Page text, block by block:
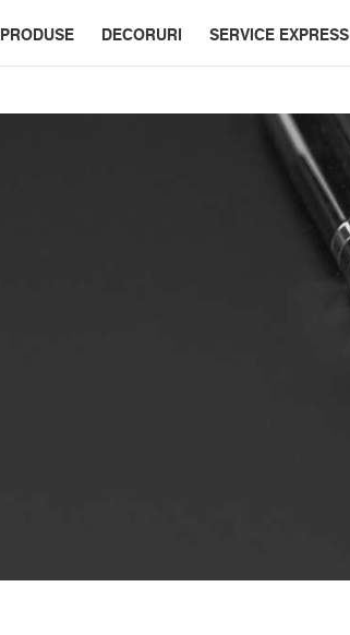
PRODUSE DECORURI SERVICE EXPRESS